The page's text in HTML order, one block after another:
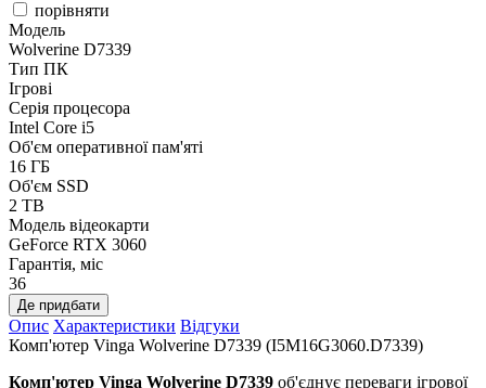
порівняти
Модель
Wolverine D7339
Тип ПК
Ігрові
Серія процесора
Intel Core i5
Об'єм оперативної пам'яті
16 ГБ
Об'єм SSD
2 TB
Модель відеокарти
GeForce RTX 3060
Гарантія, міс
36
Де придбати
Опис Характеристики Відгуки
Комп'ютер Vinga Wolverine D7339 (I5M16G3060.D7339)
Комп'ютер Vinga Wolverine D7339 об'єднує переваги ігрової